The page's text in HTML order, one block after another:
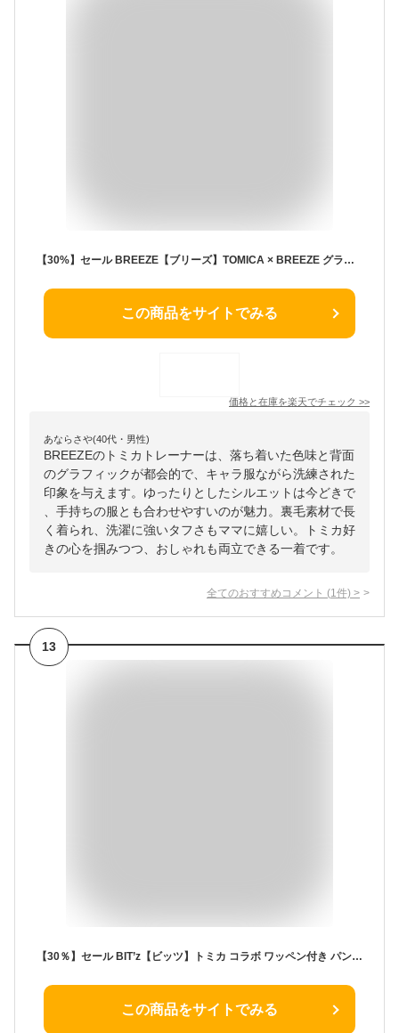
【30%】セール BREEZE【ブリーズ】TOMICA × BREEZE グラフィック トレーナー【子供服 キッズ ベビー トップス スウェット 長袖 トミカ 車 くるま 働く車 乗り物 プリント おしゃれ カジュアル デイリー 男の子 sale】J511885
この商品をサイトでみる
価格と在庫を楽天でチェック >>
あならさや(40代・男性)
BREEZEのトミカトレーナーは、落ち着いた色味と背面
のグラフィックが都会的で、キャラ服ながら洗練された
印象を与えます。ゆったりとしたシルエットは今どきで
、手持ちの服とも合わせやすいのが魅力。裏毛素材で長
く着られ、洗濯に強いタフさもママに嬉しい。トミカ好
きの心を掴みつつ、おしゃれも両立できる一着です。
全てのおすすめコメント (1 件) >
13
【30％】セール BIT’z【ビッツ】トミカ コラボ ワッペン付き パンツ【人気 子供服 ベビー キッズ ボトムス ロングパンツ ズボン 長ズボン ポケット有 働く車 乗り物 車 かっこいい ワッペン ポップ デニム 男の子 sale】B120035
この商品をサイトでみる